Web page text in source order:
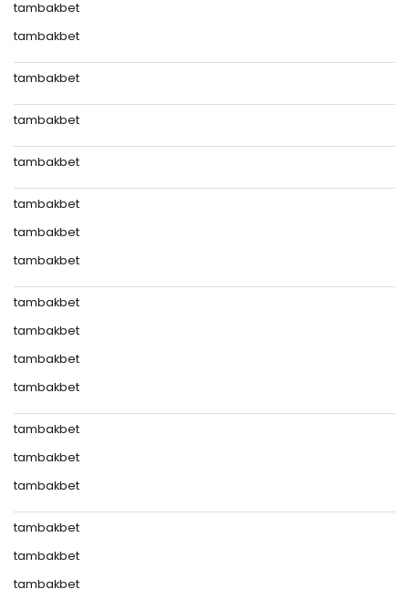
tambakbet
tambakbet
tambakbet
tambakbet
tambakbet
tambakbet
tambakbet
tambakbet
tambakbet
tambakbet
tambakbet
tambakbet
tambakbet
tambakbet
tambakbet
tambakbet
tambakbet
tambakbet